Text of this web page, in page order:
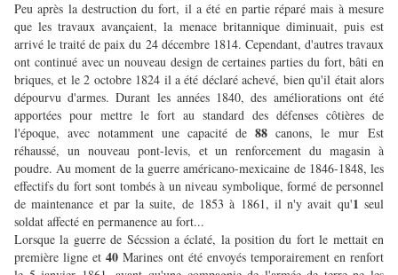
Peu après la destruction du fort, il a été en partie réparé mais à mesure
que les travaux avançaient, la menace britannique diminuait, puis est
arrivé le traité de paix du 24 décembre 1814. Cependant, d'autres travaux
ont continué avec un nouveau design de certaines parties du fort, bâti en
briques, et le 2 octobre 1824 il a été déclaré achevé, bien qu'il était alors
dépourvu d'armes. Durant les années 1840, des améliorations ont été
apportées pour mettre le fort au standard des défenses côtières de
l'époque, avec notamment une capacité de 88 canons, le mur Est
réhaussé, un nouveau pont-levis, et un renforcement du magasin à
poudre. Au moment de la guerre américano-mexicaine de 1846-1848, les
effectifs du fort sont tombés à un niveau symbolique, formé de personnel
de maintenance et par la suite, de 1853 à 1861, il n'y avait qu'1 seul
soldat affecté en permanence au fort...
Lorsque la guerre de Sécssion a éclaté, la position du fort le mettait en
première ligne et40Marines ont été envoyés temporairement en renfort